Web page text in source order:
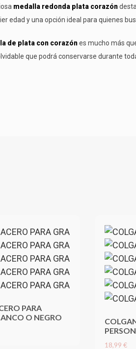
medalla redonda plata corazón
edad y una opción ideal para quienes
de plata con corazónes mucho más
que podrá conservarse durante
PARA
O NEGRO
18,99 €